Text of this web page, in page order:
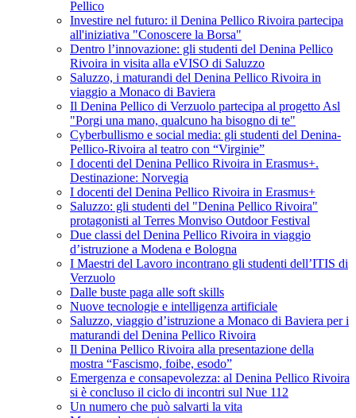
Pellico
Investire nel futuro: il Denina Pellico Rivoira partecipa
all'iniziativa "Conoscere la Borsa"
Dentro l’innovazione: gli studenti del Denina Pellico
Rivoira in visita alla eVISO di Saluzzo
Saluzzo, i maturandi del Denina Pellico Rivoira in
viaggio a Monaco di Baviera
Il Denina Pellico di Verzuolo partecipa al progetto Asl
"Porgi una mano, qualcuno ha bisogno di te"
Cyberbullismo e social media: gli studenti del Denina-
Pellico-Rivoira al teatro con “Virginie”
I docenti del Denina Pellico Rivoira in Erasmus+.
Destinazione: Norvegia
I docenti del Denina Pellico Rivoira in Erasmus+
Saluzzo: gli studenti del "Denina Pellico Rivoira"
protagonisti al Terres Monviso Outdoor Festival
Due classi del Denina Pellico Rivoira in viaggio
d’istruzione a Modena e Bologna
I Maestri del Lavoro incontrano gli studenti dell’ITIS di
Verzuolo
Dalle buste paga alle soft skills
Nuove tecnologie e intelligenza artificiale
Saluzzo, viaggio d’istruzione a Monaco di Baviera per i
maturandi del Denina Pellico Rivoira
Il Denina Pellico Rivoira alla presentazione della
mostra “Fascismo, foibe, esodo”
Emergenza e consapevolezza: al Denina Pellico Rivoira
si è concluso il ciclo di incontri sul Nue 112
Un numero che può salvarti la vita